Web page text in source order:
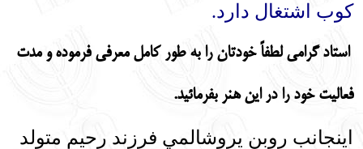
‏كوب اشتغال دارد.
استاد گرامي لطفاً‌ خودتان را به طور كامل معرفي فرموده و مدت
فعاليت خود را در اين هنر بفرمائيد.‌
اينجانب روبن يروشالمي فرزند رحيم متولد